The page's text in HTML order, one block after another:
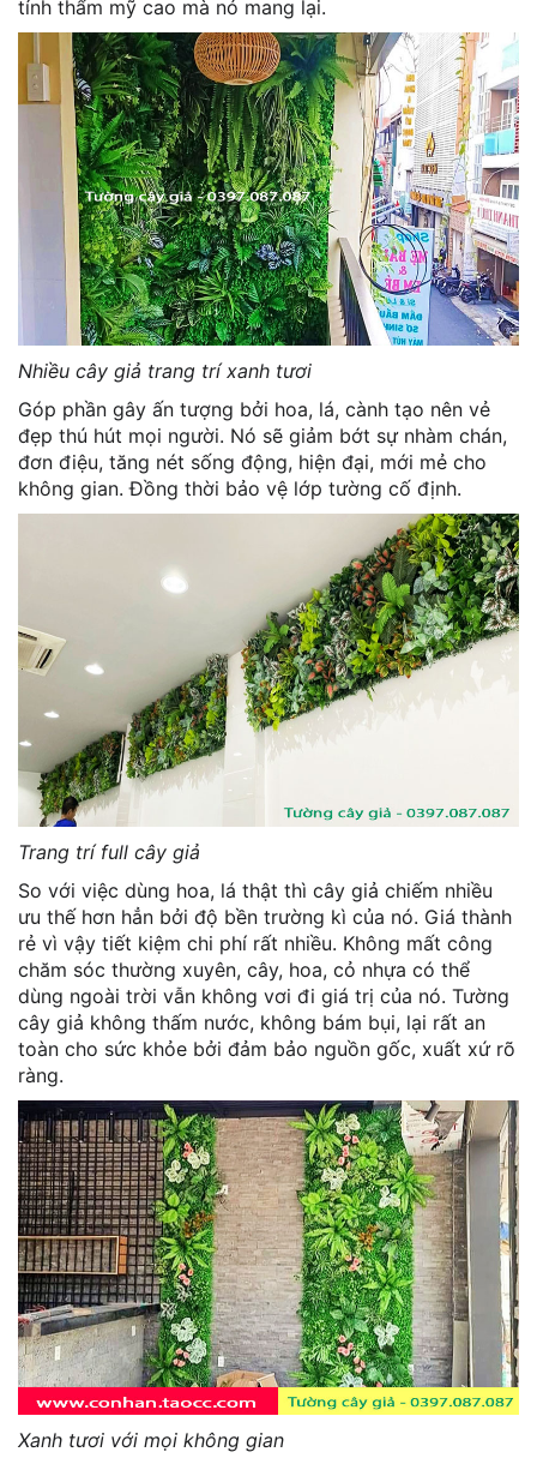
tính thẩm mỹ cao mà nó mang lại.
Nhiều cây giả trang trí xanh tươi
Góp phần gây ấn tượng bởi hoa, lá, cành tạo nên vẻ
đẹp thú hút mọi người. Nó sẽ giảm bớt sự nhàm chán,
đơn điệu, tăng nét sống động, hiện đại, mới mẻ cho
không gian. Đồng thời bảo vệ lớp tường cố định.
Trang trí full cây giả
So với việc dùng hoa, lá thật thì cây giả chiếm nhiều
ưu thế hơn hẳn bởi độ bền trường kì của nó. Giá thành
rẻ vì vậy tiết kiệm chi phí rất nhiều. Không mất công
chăm sóc thường xuyên, cây, hoa, cỏ nhựa có thể
dùng ngoài trời vẫn không vơi đi giá trị của nó. Tường
cây giả không thấm nước, không bám bụi, lại rất an
toàn cho sức khỏe bởi đảm bảo nguồn gốc, xuất xứ rõ
ràng.
Xanh tươi với mọi không gian